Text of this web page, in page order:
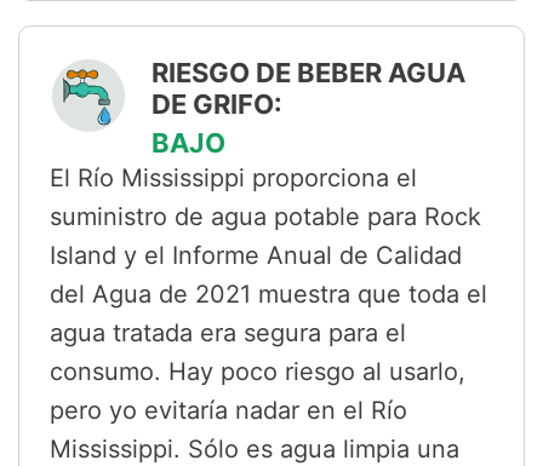
RIESGO DE BEBER AGUA
DE GRIFO:
BAJO
El Río Mississippi proporciona el
suministro de agua potable para Rock
Island y el Informe Anual de Calidad
del Agua de 2021 muestra que toda el
agua tratada era segura para el
consumo. Hay poco riesgo al usarlo,
pero yo evitaría nadar en el Río
Mississippi. Sólo es agua limpia una